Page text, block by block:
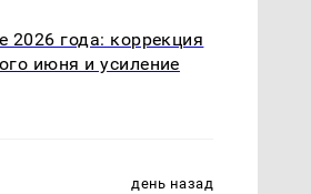
2026 года: коррекция
июня и усиление
день назад